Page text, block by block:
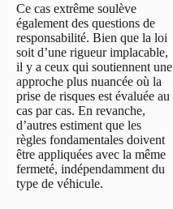
Ce cas extrême soulève
également des questions de
responsabilité. Bien que la loi
soit d’une rigueur implacable,
il y a ceux qui soutiennent une
approche plus nuancée où la
prise de risques est évaluée au
cas par cas. En revanche,
d’autres estiment que les
règles fondamentales doivent
être appliquées avec la même
fermeté, indépendamment du
type de véhicule.